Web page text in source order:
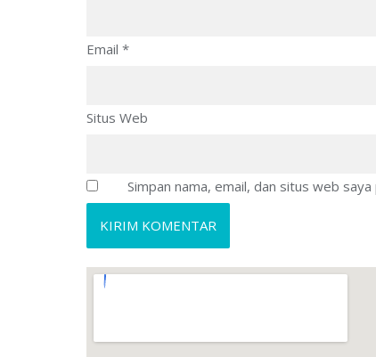
Email *
Situs Web
Simpan nama, email, dan situs web